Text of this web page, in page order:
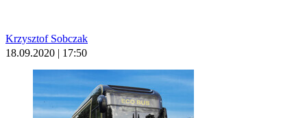
Krzysztof Sobczak
18.09.2020 | 17:50